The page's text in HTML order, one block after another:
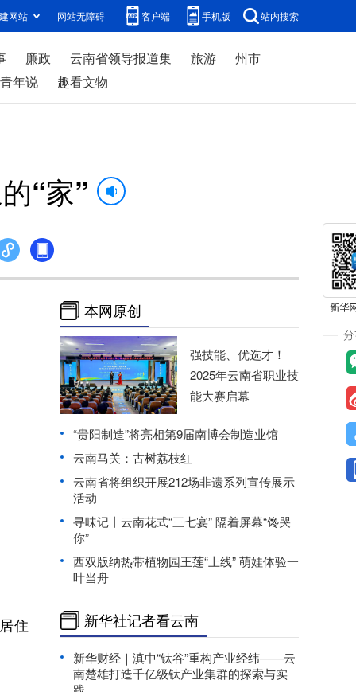
网站 网站无障碍 客户端 手机版 站内搜索
廉政 云南省领导报道集 旅游
州市
年说
趣看文物
“家”
住
本网原创
强技能、优选才！
2025年云南省职业技
能大赛启幕
“贵阳制造”将亮相第9届南博会制造业馆
云南马关：古树荔枝红
云南省将组织开展212场非遗系列宣传展示
活动
寻味记丨云南花式“三七宴” 隔着屏幕“馋哭
你”
西双版纳热带植物园王莲“上线” 萌娃体验一
叶当舟
新华社记者看云南
新华财经｜滇中“钛谷”重构产业经纬——云
南楚雄打造千亿级钛产业集群的探索与实